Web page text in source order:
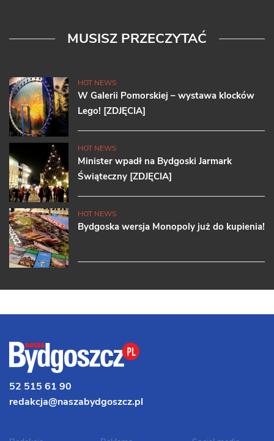
MUSISZ PRZECZYTAĆ
HOT NEWS
W Galerii Pomorskiej – wystawa klocków
Lego! [ZDJĘCIA]
HOT NEWS
Minister wpadł na Bydgoski Jarmark
Świąteczny [ZDJĘCIA]
HOT NEWS
Bydgoska wersja Monopoly już do kupienia!
52 515 61 90
redakcja@naszabydgoszcz.pl